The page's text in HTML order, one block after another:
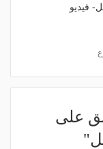
فيديو
على